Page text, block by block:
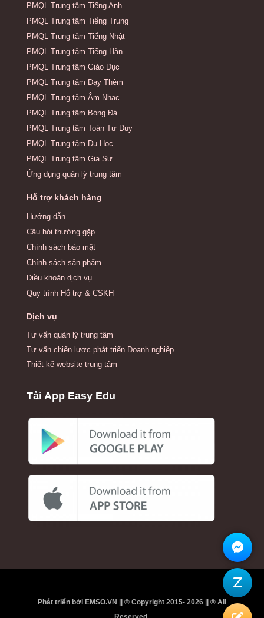
PMQL Trung tâm Tiếng Anh
PMQL Trung tâm Tiếng Trung
PMQL Trung tâm Tiếng Nhật
PMQL Trung tâm Tiếng Hàn
PMQL Trung tâm Giáo Dục
PMQL Trung tâm Dạy Thêm
PMQL Trung tâm Âm Nhạc
PMQL Trung tâm Bóng Đá
PMQL Trung tâm Toán Tư Duy
PMQL Trung tâm Du Học
PMQL Trung tâm Gia Sư
Ứng dụng quản lý trung tâm
Hỗ trợ khách hàng
Hướng dẫn
Câu hỏi thường gặp
Chính sách bảo mật
Chính sách sản phẩm
Điều khoản dịch vụ
Quy trình Hỗ trợ & CSKH
Dịch vụ
Tư vấn quản lý trung tâm
Tư vấn chiến lược phát triển Doanh nghiệp
Thiết kế website trung tâm
Tải App Easy Edu
Phát triển bởi EMSO.VN || © Copyright 2015- 2026 || ® All